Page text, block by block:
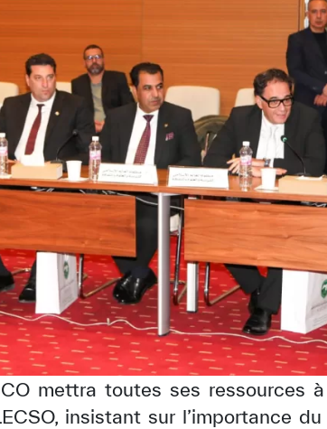
mettra toutes ses ressources
insistant sur l’importance